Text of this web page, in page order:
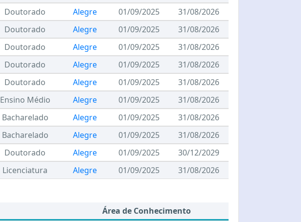
Doutorado Alegre 01/09/2025
31/08/2026
Doutorado Alegre 01/09/2025
31/08/2026
Doutorado Alegre 01/09/2025
31/08/2026
Doutorado Alegre 01/09/2025
31/08/2026
Doutorado Alegre 01/09/2025
31/08/2026
Ensino Médio Alegre 01/09/2025
31/08/2026
Bacharelado Alegre 01/09/2025
31/08/2026
Bacharelado Alegre 01/09/2025
31/08/2026
Doutorado Alegre 01/09/2025
30/12/2029
Licenciatura Alegre 01/09/2025 31/08/2026
Área de Conhecimento